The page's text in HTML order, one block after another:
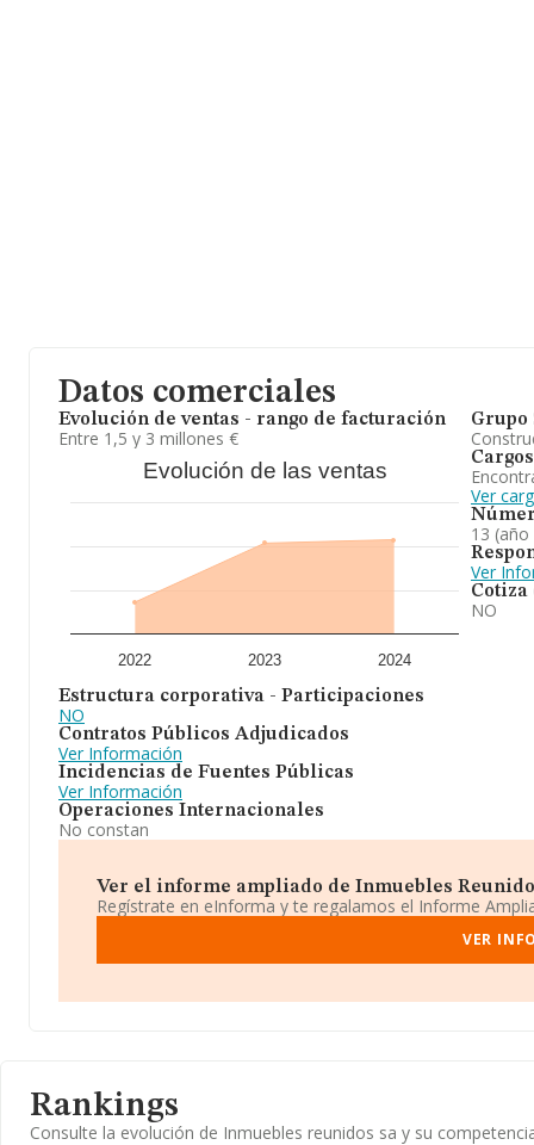
Datos comerciales
Evolución de ventas - rango de facturación
Entre 1,5 y 3 millones €
Evolución de las ventas
2022 2023 2024
Estructura corporativa - Participaciones
NO
Contratos Públicos Adjudicados
Ver Información
Incidencias de Fuentes Públicas
Ver Información
Operaciones Internacionales
No constan
Grupo
Cargos
Ver
13 (año
Ver
Cotiza
NO
Ver el informe ampliado de Inmuebles
Regístrate en eInforma y te regalamos el Informe
VER
Rankings
Consulte la evolución de Inmuebles reunidos sa y su